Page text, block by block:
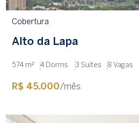
Cobertura
Alto da Lapa
574 m² 4 Dorms. 3 Suítes 8 Vagas
R$ 45.000/mês